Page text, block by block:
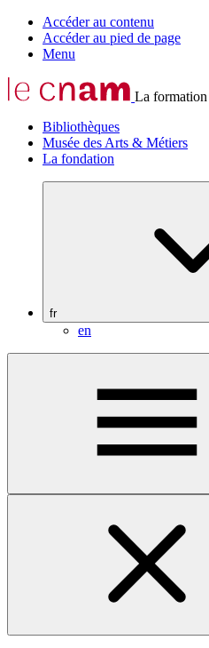
Accéder au contenu
Accéder au pied de page
Menu
La
Bibliothèques
Musée des Arts & Métiers
La fondation
fr
en